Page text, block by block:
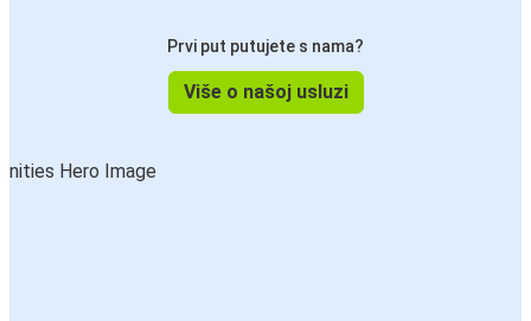
Prvi put putujete s nama?
Više o našoj usluzi